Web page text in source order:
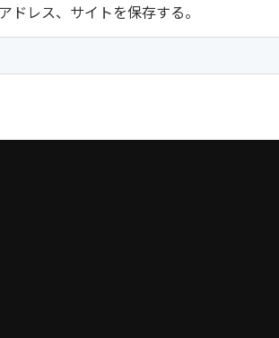
レス、サイトを保存する。